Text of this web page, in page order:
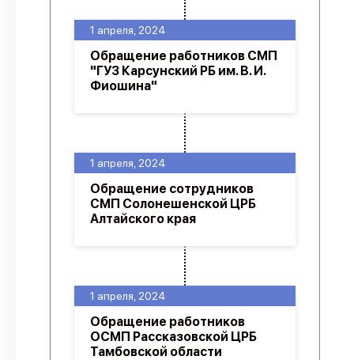
1 апреля, 2024
Обращение работников
ОСМП Рассказовской ЦРБ
Тамбовской области
1 апреля, 2024
Обращение сотрудников
СМП Солонешенской ЦРБ
Алтайского края
1 апреля, 2024
Обращение работников СМП
"ГУЗ Карсунский РБ им. В. И.
Фиошина"